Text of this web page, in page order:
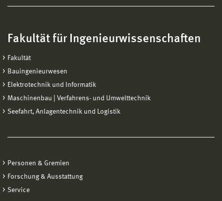
Fakultät für Ingenieurwissenschaften
Fakultät
Bauingenieurwesen
Elektrotechnik und Informatik
Maschinenbau | Verfahrens- und Umwelttechnik
Seefahrt, Anlagentechnik und Logistik
Personen & Gremien
Forschung & Ausstattung
Service